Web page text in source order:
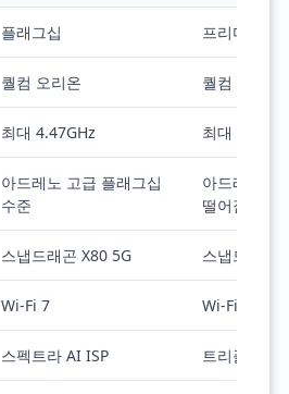
플래그십 프리미엄,
퀄컴 오리온 퀄컴 오리온
최대 4.47GHz 최대 3.8GHz
아드레노 고급 플래그십
수준
아드레노 프
떨어짐
스냅드래곤 X80 5G 스냅드래곤
Wi-Fi 7 Wi-Fi 7
스펙트라 AI ISP 트리플 20